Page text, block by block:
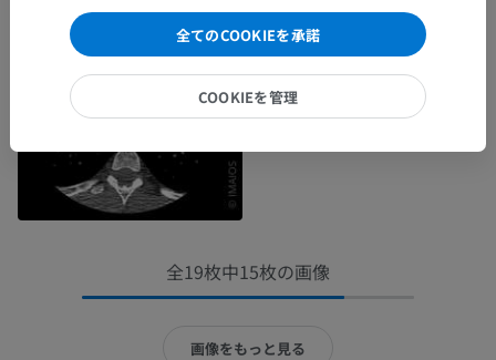
全19枚中15枚の画像
画像をもっと見る
全てのCOOKIEを承諾
COOKIEを管理